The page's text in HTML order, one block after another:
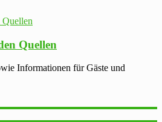
Quellen
Informationen für Gäste und